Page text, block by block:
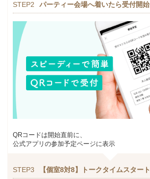
STEP2 パーティー会場へ着いたら受付開始
QRコードは開始直前に、
公式アプリの参加予定ページに表示
STEP3 【個室8対8】トークタイムスタート